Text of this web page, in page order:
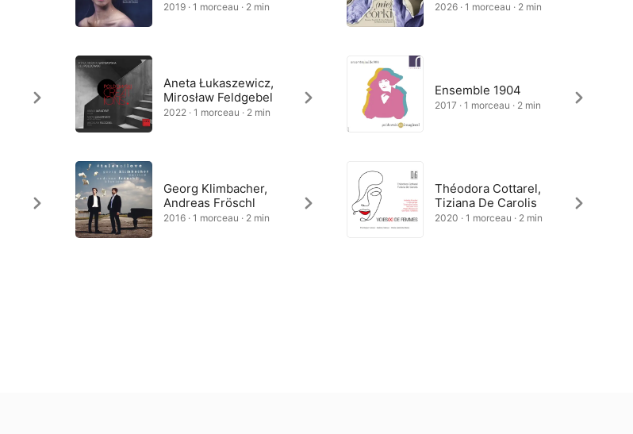
2019 · 1 morceau · 2 min
Aneta Łukaszewicz,
Mirosław Feldgebel
2022 · 1 morceau · 2 min
Georg Klimbacher,
Andreas Fröschl
2016 · 1 morceau · 2 min
2026 · 1 morceau · 2 min
Ensemble 1904
2017 · 1 morceau · 2 min
Théodora Cottarel,
Tiziana De Carolis
2020 · 1 morceau · 2 min